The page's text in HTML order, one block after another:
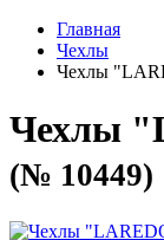
Главная
Чехлы
Чехлы
Чехлы
(№ 10449)